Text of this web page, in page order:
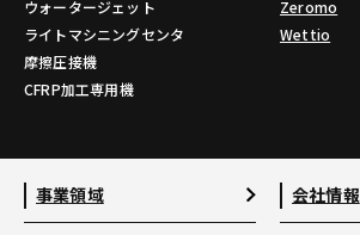
ウォータージェット
ライトマシニングセンタ
摩擦圧接機
CFRP加工専用機
Zeromo
Wettio
事業領域 会社情報